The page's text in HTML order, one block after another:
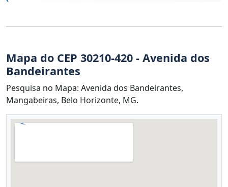
Mapa do CEP 30210-420 - Avenida dos
Bandeirantes
Pesquisa no Mapa: Avenida dos Bandeirantes,
Mangabeiras, Belo Horizonte, MG.